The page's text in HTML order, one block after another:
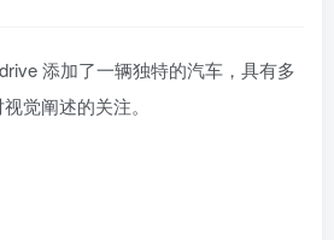
添加了一辆独特的汽车，具有多
觉阐述的关注。